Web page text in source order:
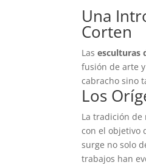
Una
Corten
Lasesculturas
fusión de arte
cabracho sino
Los
La tradición
con el objetivo
surge no solo
trabajos han